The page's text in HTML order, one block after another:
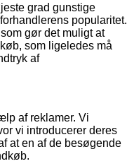
grad gunstige
popularitet.
gør det muligt at
som ligeledes må
af
af reklamer. Vi
vi introducerer deres
at en af de besøgende